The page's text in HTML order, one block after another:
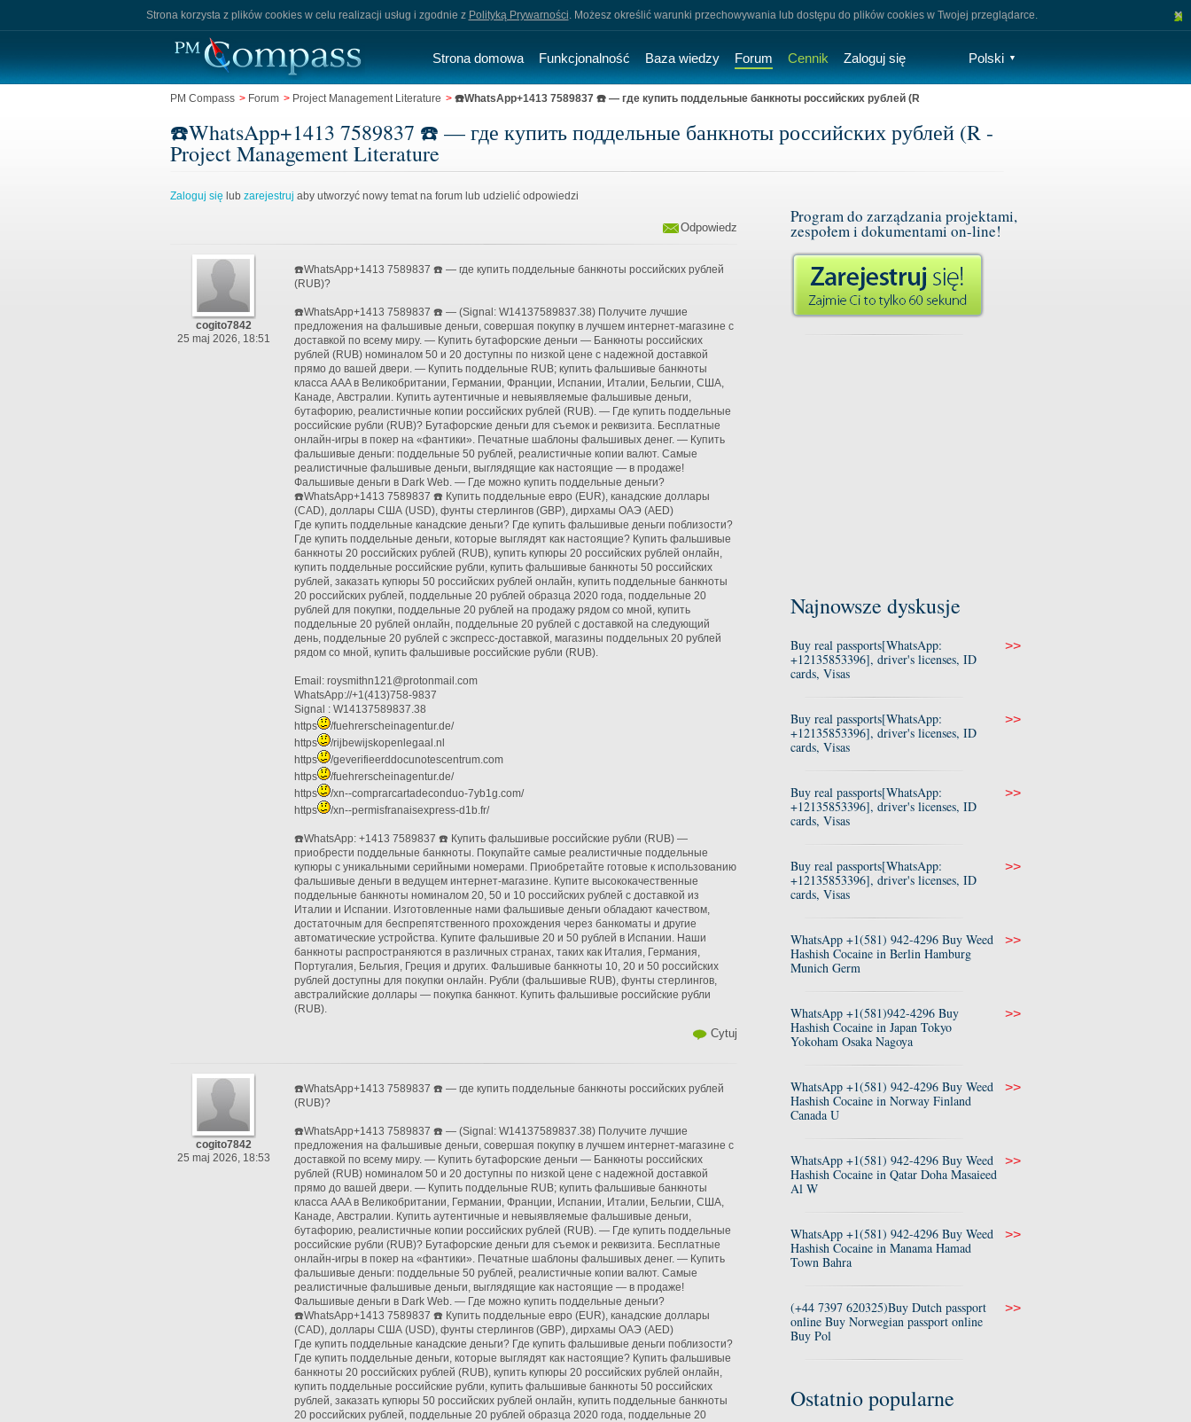
×
Strona korzysta z plików cookies w celu realizacji usług i zgodnie z Polityką Prywarności. Możesz określić warunki przechowywania lub dostępu do plików cookies w Twojej przeglądarce.
Strona domowa Funkcjonalność Baza wiedzy Forum Cennik Zaloguj się Polski ▼
PM Compass > Forum > Project Management Literature > ☎️WhatsApp+1413 7589837 ☎️ — где купить поддельные банкноты российских рублей (R
☎️WhatsApp+1413 7589837 ☎️ — где купить поддельные банкноты российских рублей (R -
Project Management Literature
Zaloguj się lub zarejestruj aby utworzyć nowy temat na forum lub udzielić odpowiedzi
Odpowiedz
cogito7842
25 maj 2026, 18:51
☎️WhatsApp+1413 7589837 ☎️ — где купить поддельные банкноты российских рублей
(RUB)?
☎️WhatsApp+1413 7589837 ☎️ — (Signal: W14137589837.38) Получите лучшие
предложения на фальшивые деньги, совершая покупку в лучшем интернет-магазине с
доставкой по всему миру. — Купить бутафорские деньги — Банкноты российских
рублей (RUB) номиналом 50 и 20 доступны по низкой цене с надежной доставкой
прямо до вашей двери. — Купить поддельные RUB; купить фальшивые банкноты
класса AAA в Великобритании, Германии, Франции, Испании, Италии, Бельгии, США,
Канаде, Австралии. Купить аутентичные и невыявляемые фальшивые деньги,
бутафорию, реалистичные копии российских рублей (RUB). — Где купить поддельные
российские рубли (RUB)? Бутафорские деньги для съемок и реквизита. Бесплатные
онлайн-игры в покер на «фантики». Печатные шаблоны фальшивых денег. — Купить
фальшивые деньги: поддельные 50 рублей, реалистичные копии валют. Самые
реалистичные фальшивые деньги, выглядящие как настоящие — в продаже!
Фальшивые деньги в Dark Web. — Где можно купить поддельные деньги?
☎️WhatsApp+1413 7589837 ☎️ Купить поддельные евро (EUR), канадские доллары
(CAD), доллары США (USD), фунты стерлингов (GBP), дирхамы ОАЭ (AED)
Где купить поддельные канадские деньги? Где купить фальшивые деньги поблизости?
Где купить поддельные деньги, которые выглядят как настоящие? Купить фальшивые
банкноты 20 российских рублей (RUB), купить купюры 20 российских рублей онлайн,
купить поддельные российские рубли, купить фальшивые банкноты 50 российских
рублей, заказать купюры 50 российских рублей онлайн, купить поддельные банкноты
20 российских рублей, поддельные 20 рублей образца 2020 года, поддельные 20
рублей для покупки, поддельные 20 рублей на продажу рядом со мной, купить
поддельные 20 рублей онлайн, поддельные 20 рублей с доставкой на следующий
день, поддельные 20 рублей с экспресс-доставкой, магазины поддельных 20 рублей
рядом со мной, купить фальшивые российские рубли (RUB).
Email: roysmithn121@protonmail.com
WhatsApp://+1(413)758-9837
Signal : W14137589837.38
https
/fuehrerscheinagentur.de/
https
/rijbewijskopenlegaal.nl
https
/geverifieerddocunotescentrum.com
https
/fuehrerscheinagentur.de/
https
/xn--comprarcartadeconduo-7yb1g.com/
https
/xn--permisfranaisexpress-d1b.fr/
☎️WhatsApp: +1413 7589837 ☎️ Купить фальшивые российские рубли (RUB) —
приобрести поддельные банкноты. Покупайте самые реалистичные поддельные
купюры с уникальными серийными номерами. Приобретайте готовые к использованию
фальшивые деньги в ведущем интернет-магазине. Купите высококачественные
поддельные банкноты номиналом 20, 50 и 10 российских рублей с доставкой из
Италии и Испании. Изготовленные нами фальшивые деньги обладают качеством,
достаточным для беспрепятственного прохождения через банкоматы и другие
автоматические устройства. Купите фальшивые 20 и 50 рублей в Испании. Наши
банкноты распространяются в различных странах, таких как Италия, Германия,
Португалия, Бельгия, Греция и других. Фальшивые банкноты 10, 20 и 50 российских
рублей доступны для покупки онлайн. Рубли (фальшивые RUB), фунты стерлингов,
австралийские доллары — покупка банкнот. Купить фальшивые российские рубли
(RUB).
Cytuj
cogito7842
25 maj 2026, 18:53
☎️WhatsApp+1413 7589837 ☎️ — где купить поддельные банкноты российских рублей
(RUB)?
☎️WhatsApp+1413 7589837 ☎️ — (Signal: W14137589837.38) Получите лучшие
предложения на фальшивые деньги, совершая покупку в лучшем интернет-магазине с
доставкой по всему миру. — Купить бутафорские деньги — Банкноты российских
рублей (RUB) номиналом 50 и 20 доступны по низкой цене с надежной доставкой
прямо до вашей двери. — Купить поддельные RUB; купить фальшивые банкноты
класса AAA в Великобритании, Германии, Франции, Испании, Италии, Бельгии, США,
Канаде, Австралии. Купить аутентичные и невыявляемые фальшивые деньги,
бутафорию, реалистичные копии российских рублей (RUB). — Где купить поддельные
российские рубли (RUB)? Бутафорские деньги для съемок и реквизита. Бесплатные
онлайн-игры в покер на «фантики». Печатные шаблоны фальшивых денег. — Купить
фальшивые деньги: поддельные 50 рублей, реалистичные копии валют. Самые
реалистичные фальшивые деньги, выглядящие как настоящие — в продаже!
Фальшивые деньги в Dark Web. — Где можно купить поддельные деньги?
☎️WhatsApp+1413 7589837 ☎️ Купить поддельные евро (EUR), канадские доллары
(CAD), доллары США (USD), фунты стерлингов (GBP), дирхамы ОАЭ (AED)
Где купить поддельные канадские деньги? Где купить фальшивые деньги поблизости?
Где купить поддельные деньги, которые выглядят как настоящие? Купить фальшивые
банкноты 20 российских рублей (RUB), купить купюры 20 российских рублей онлайн,
купить поддельные российские рубли, купить фальшивые банкноты 50 российских
рублей, заказать купюры 50 российских рублей онлайн, купить поддельные банкноты
20 российских рублей, поддельные 20 рублей образца 2020 года, поддельные 20
Program do zarządzania projektami,
zespołem i dokumentami on-line!
Najnowsze dyskusje
Buy real passports[WhatsApp:
+12135853396], driver's licenses, ID
cards, Visas
>>
Buy real passports[WhatsApp:
+12135853396], driver's licenses, ID
cards, Visas
>>
Buy real passports[WhatsApp:
+12135853396], driver's licenses, ID
cards, Visas
>>
Buy real passports[WhatsApp:
+12135853396], driver's licenses, ID
cards, Visas
>>
WhatsApp +1(581) 942-4296 Buy Weed
Hashish Cocaine in Berlin Hamburg
Munich Germ
>>
WhatsApp +1(581)942-4296 Buy
Hashish Cocaine in Japan Tokyo
Yokoham Osaka Nagoya
>>
WhatsApp +1(581) 942-4296 Buy Weed
Hashish Cocaine in Norway Finland
Canada U
>>
WhatsApp +1(581) 942-4296 Buy Weed
Hashish Cocaine in Qatar Doha Masaieed
Al W
>>
WhatsApp +1(581) 942-4296 Buy Weed
Hashish Cocaine in Manama Hamad
Town Bahra
>>
(+44 7397 620325)Buy Dutch passport
online Buy Norwegian passport online
Buy Pol
>>
Ostatnio popularne